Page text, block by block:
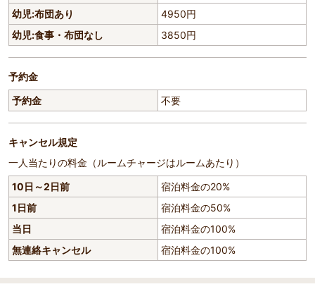
幼児:布団あり
4950円
幼児:食事・布団なし
3850円
予約金
予約金
不要
キャンセル規定
一人当たりの料金（ルームチャージはルームあたり）
10日～2日前
宿泊料金の20%
1日前
宿泊料金の50%
当日
宿泊料金の100%
無連絡キャンセル
宿泊料金の100%